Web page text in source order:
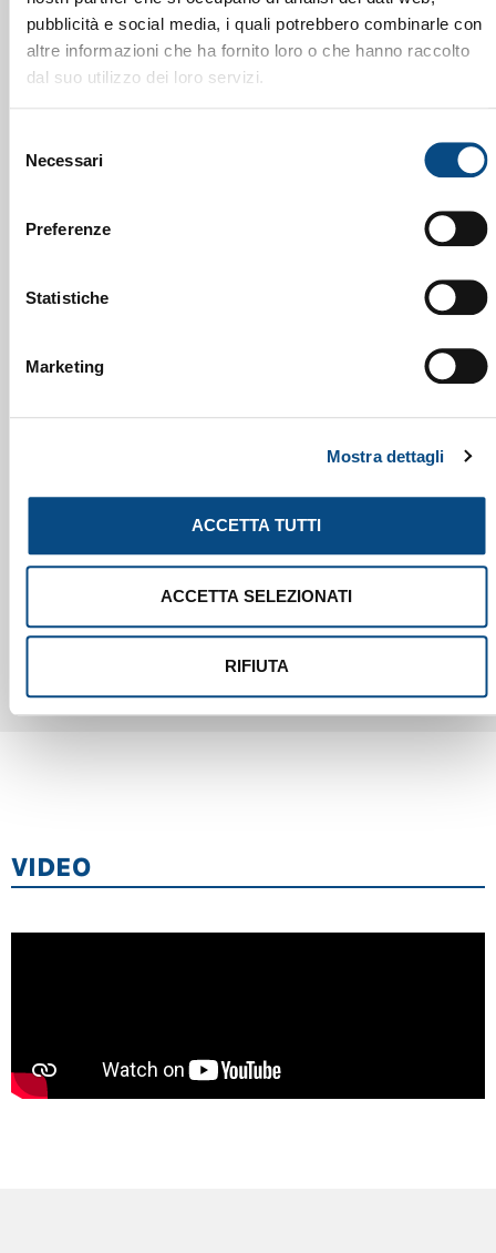
pubblicità e social media, i quali potrebbero combinarle con
altre informazioni che ha fornito loro o che hanno raccolto
dal suo utilizzo dei loro servizi.
delNecessari
Preferenze
Statistiche
Marketing
Mostra dettagli
ACCETTA TUTTI
ACCETTA SELEZIONATI
RIFIUTA
VIDEO